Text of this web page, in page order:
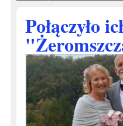
Połączyło